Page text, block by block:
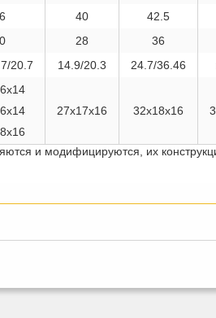
40 42.5
28 36
20.7 14.9/20.3 24.7/36.46
27х17х16 32х18х16
и модифицируются, их